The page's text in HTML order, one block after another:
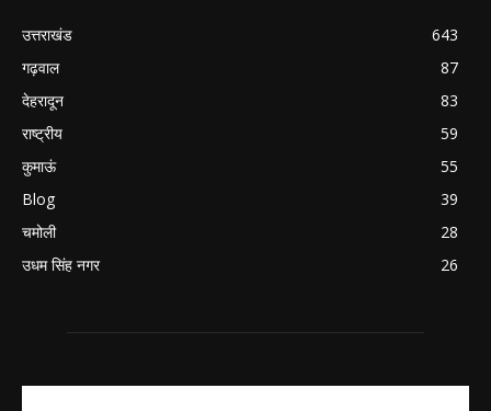
उत्तराखंड
643
गढ़वाल
87
देहरादून
83
राष्ट्रीय
59
कुमाऊं
55
Blog
39
चमोली
28
उधम सिंह नगर
26